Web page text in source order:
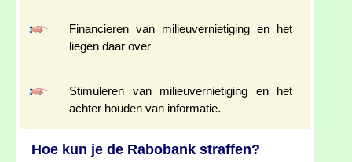
Financieren van milieuvernietiging en het
liegen daar over
Stimuleren van milieuvernietiging en het
achter houden van informatie.
Hoe kun je de Rabobank straffen?